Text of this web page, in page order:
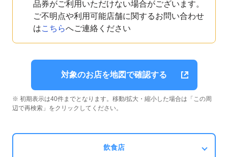
品券がご利用いただけない場合がございます。
ご不明点や利用可能店舗に関するお問い合わせ
はこちらへご連絡ください
対象のお店を地図で確認する
※ 初期表示は40件までとなります。移動/拡大・縮小した場合は「この周
辺で再検索」をクリックしてください。
飲食店